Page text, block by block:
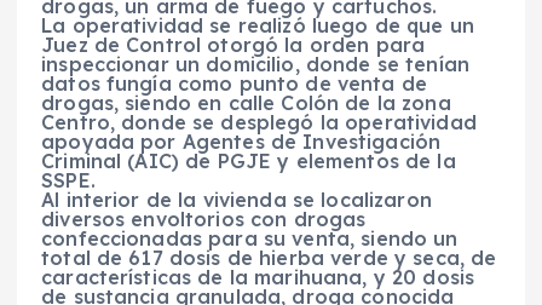
drogas, un arma de fuego y cartuchos.
La operatividad se realizó luego de que un
Juez de Control otorgó la orden para
inspeccionar un domicilio, donde se tenían
datos fungía como punto de venta de
drogas, siendo en calle Colón de la zona
Centro, donde se desplegó la operatividad
apoyada por Agentes de Investigación
Criminal (AIC) de PGJE y elementos de la
SSPE.
Al interior de la vivienda se localizaron
diversos envoltorios con drogas
confeccionadas para su venta, siendo un
total de 617 dosis de hierba verde y seca, de
características de la marihuana, y 20 dosis
de sustancia granulada, droga conocida